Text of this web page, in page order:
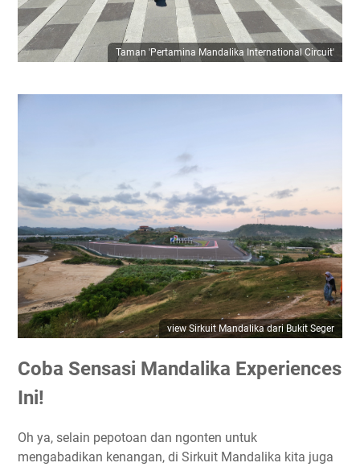
Taman 'Pertamina Mandalika International Circuit'
view Sirkuit Mandalika dari Bukit Seger
Coba Sensasi Mandalika Experiences
Ini!
Oh ya, selain pepotoan dan ngonten untuk
mengabadikan kenangan, di Sirkuit Mandalika kita juga